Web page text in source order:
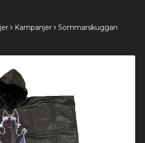
Kampanjer
Sommarskuggan